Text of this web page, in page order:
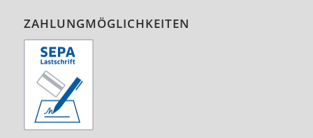
ZAHLUNGMÖGLICHKEITEN